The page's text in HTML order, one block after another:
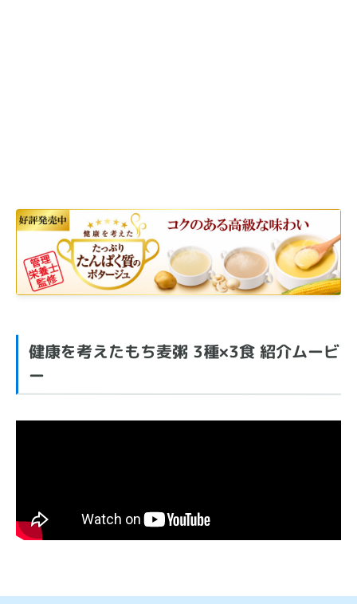
健康を考えたもち麦粥 3種×3食 紹介ムービ
ー